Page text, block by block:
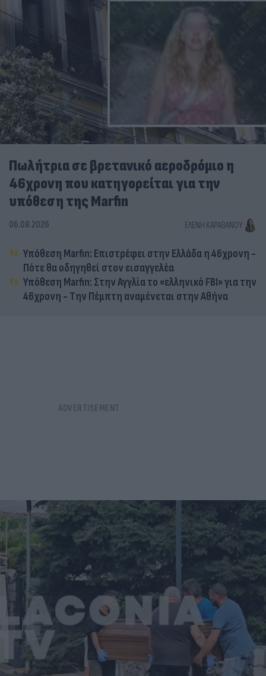
Πωλήτρια σε βρετανικό αεροδρόμιο η
46χρονη που κατηγορείται για την
υπόθεση της Marfin
06.08.2026 ΕΛΈΝΗ ΚΑΡΑΘΆΝΟΥ
Υπόθεση Marfin: Επιστρέφει στην Ελλάδα η 46χρονη -
Πότε θα οδηγηθεί στον εισαγγελέα
Υπόθεση Marfin: Στην Αγγλία το «ελληνικό FBI» για την
46χρονη - Την Πέμπτη αναμένεται στην Αθήνα